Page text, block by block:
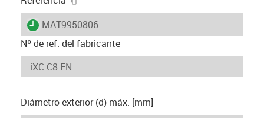
igus-icon-lieferzeit
MAT9950806
Nº de ref. del fabricante
Diámetro exterior (d) máx. [mm]